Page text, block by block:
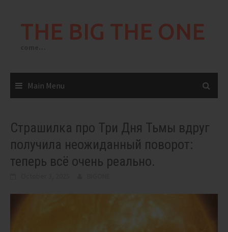
THE BIG THE ONE
Main Menu
Страшилка про Три Дня Тьмы вдруг
получила неожиданный поворот:
теперь всё очень реально.